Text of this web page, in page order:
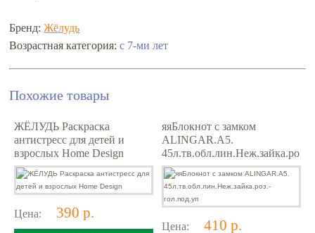
Бренд:Жёлудь
Возрастная категория:с 7-ми лет
Похожие товары
ЖЁЛУДЬ Раскраска
антистресс для детей и
взрослых Home Design
Цена: 390 р.
яяБлокнот с замком
ALINGAR.А5.
45л.тв.обл.лин.Неж.зайка.ро
з.-гол.под.уп
Цена: 410 р.